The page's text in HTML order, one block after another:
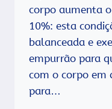
corpo aumenta
10%: esta
balanceada e
empurrão para
com o corpo em
para…